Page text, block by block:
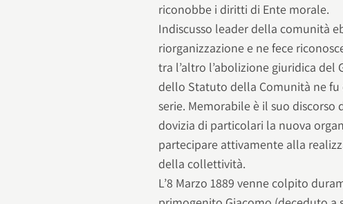
riconobbe i diritti di Ente morale.
Indiscusso leader della comunità
riorganizzazione e ne fece
tra l’altro l’abolizione giuridica del
dello Statuto della Comunità ne
serie. Memorabile è il suo discorso
dovizia di particolari la nuova
partecipare attivamente alla
della collettività.
L’8 Marzo 1889 venne colpito